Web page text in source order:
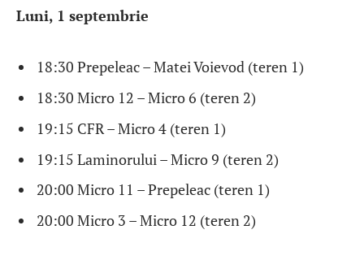
Luni, 1 septembrie
18:30 Prepeleac – Matei Voievod (teren 1)
18:30 Micro 12 – Micro 6 (teren 2)
19:15 CFR – Micro 4 (teren 1)
19:15 Laminorului – Micro 9 (teren 2)
20:00 Micro 11 – Prepeleac (teren 1)
20:00 Micro 3 – Micro 12 (teren 2)